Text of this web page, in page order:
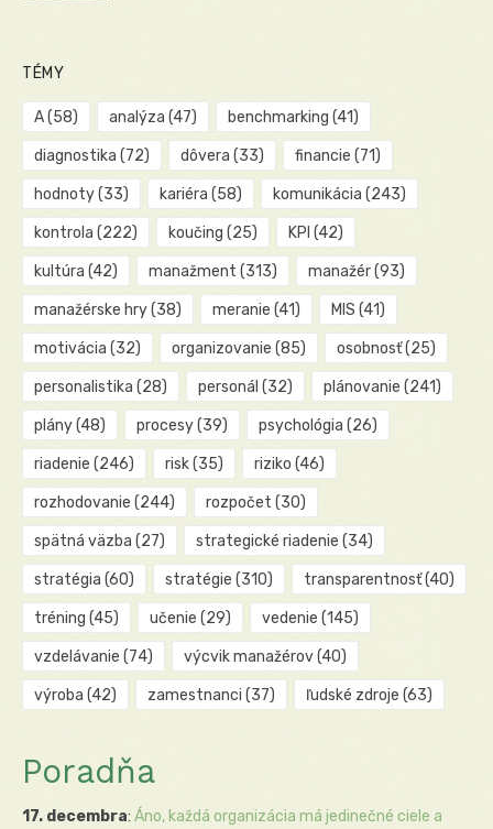
TÉMY
A(58) analýza (47) benchmarking (41)
diagnostika (72) dôvera (33) financie (71)
hodnoty(33) kariéra (58) komunikácia (243)
kontrola (222) koučing (25) KPI (42)
kultúra (42) manažment (313) manažér(93)
manažérske hry(38) meranie (41) MIS (41)
motivácia (32) organizovanie (85) osobnosť(25)
personalistika (28) personál (32) plánovanie (241)
plány(48) procesy(39) psychológia (26)
riadenie (246) risk(35) riziko (46)
rozhodovanie (244) rozpočet (30)
spätná väzba (27) strategické riadenie (34)
stratégia (60) stratégie (310) transparentnosť(40)
tréning (45) učenie (29) vedenie (145)
vzdelávanie (74) výcvik manažérov(40)
výroba (42) zamestnanci (37) ľudské zdroje (63)
Poradňa
17. decembra: Áno, každá organizácia má jedinečné ciele a